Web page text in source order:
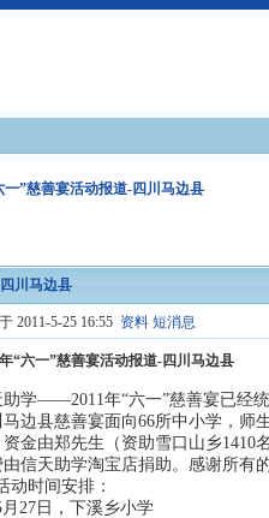
一”慈善宴活动报道-四川马边县
川马边县
2011-5-25 16:55 资料 短消息
“六一”慈善宴活动报道-四川马边县
助学——2011年“六一”慈善宴已经
马边县慈善宴面向66所中小学，师
资金由郑先生（资助雪口山乡1410
由信天助学淘宝店捐助。感谢所有
时间安排：
27日，下溪乡小学